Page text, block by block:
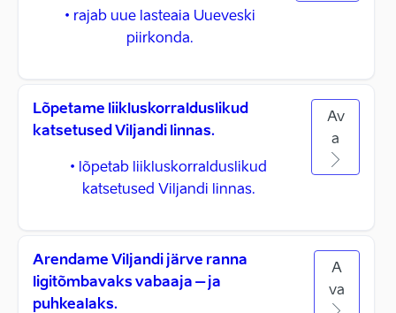
• rajab uue lasteaia Uueveski
piirkonda.
Lõpetame liikluskorralduslikud
katsetused Viljandi linnas.
• lõpetab liikluskorralduslikud
katsetused Viljandi linnas.
Av
a
Arendame Viljandi järve ranna
ligitõmbavaks vabaaja – ja
puhkealaks.
A
va